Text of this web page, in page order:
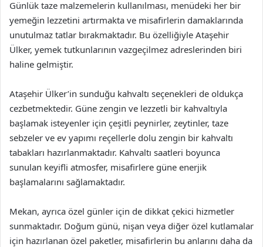
Günlük taze malzemelerin kullanılması, menüdeki her bir
yemeğin lezzetini artırmakta ve misafirlerin damaklarında
unutulmaz tatlar bırakmaktadır. Bu özelliğiyle Ataşehir
Ülker, yemek tutkunlarının vazgeçilmez adreslerinden biri
haline gelmiştir.
Ataşehir Ülker’in sunduğu kahvaltı seçenekleri de oldukça
cezbetmektedir. Güne zengin ve lezzetli bir kahvaltıyla
başlamak isteyenler için çeşitli peynirler, zeytinler, taze
sebzeler ve ev yapımı reçellerle dolu zengin bir kahvaltı
tabakları hazırlanmaktadır. Kahvaltı saatleri boyunca
sunulan keyifli atmosfer, misafirlere güne enerjik
başlamalarını sağlamaktadır.
Mekan, ayrıca özel günler için de dikkat çekici hizmetler
sunmaktadır. Doğum günü, nişan veya diğer özel kutlamalar
için hazırlanan özel paketler, misafirlerin bu anlarını daha da